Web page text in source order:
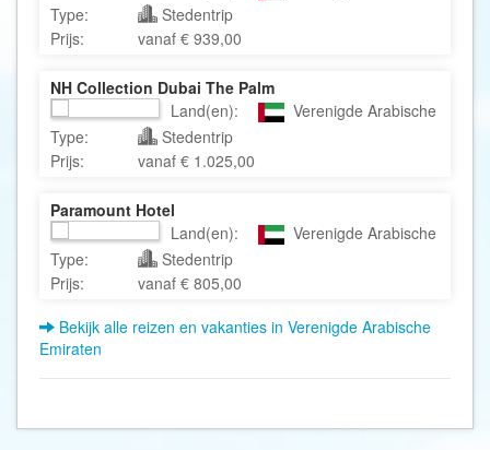
Type:
Stedentrip
Prijs:
vanaf € 939,00
NH Collection Dubai The Palm
Land(en):
Verenigde Arabische
Type:
Stedentrip
Prijs:
vanaf € 1.025,00
Paramount Hotel
Land(en):
Verenigde Arabische
Type:
Stedentrip
Prijs:
vanaf € 805,00
Bekijk alle reizen en vakanties in Verenigde Arabische
Emiraten